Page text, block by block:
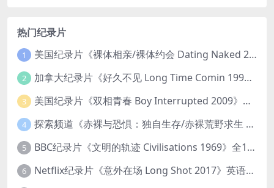
热门纪录片
1 美国纪录片《裸体相亲/裸体约会 Dating Naked 2014-2016》第1-3季全33集 英语中英双字 无水印纯净版 1080P/MKV/85.6G 裸体相亲真人秀
2 加拿大纪录片《好久不见 Long Time Comin 1993》英语中英双字 官方纯净版 1080P/MKV/1G 女同性艺术家
3 美国纪录片《双相青春 Boy Interrupted 2009》英语中英双字 官方纯净版 1080P/MKV/1.43G 青少年躁郁症
4 探索频道《赤裸与恐惧：独自生存/赤裸荒野求生 Naked and Afraid: Solo 2023》第一季全8集 英语中英双字 官方纯净版 高码1080P/MKV/45.4G
5 BBC纪录片《文明的轨迹 Civilisations 1969》全13集 英语中英双字 高清收藏版 1080P/MKV/64.1G 西方艺术史话
6 Netflix纪录片《意外在场 Long Shot 2017》英语中字 720P/NKV/1.06GB 美国谋杀误判案件